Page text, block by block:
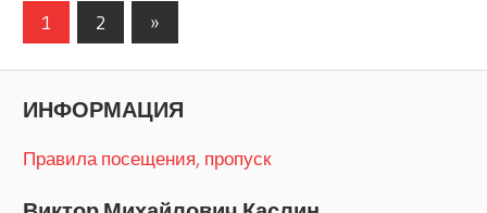
Навигация
по
записям
1 2
Следующие
записи
»
ИНФОРМАЦИЯ
Правила посещения, пропуск